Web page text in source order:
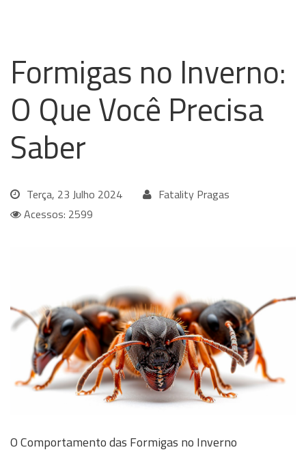
Formigas no Inverno:
O Que Você Precisa
Saber
Terça, 23 Julho 2024
Fatality Pragas
Acessos: 2599
O Comportamento das Formigas no Inverno